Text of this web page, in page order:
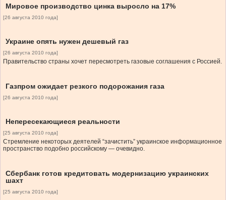
Мировое производство цинка выросло на 17%
[26 августа 2010 года]
Украине опять нужен дешевый газ
[26 августа 2010 года]
Правительство страны хочет пересмотреть газовые соглашения с Россией.
Газпром ожидает резкого подорожания газа
[26 августа 2010 года]
Непересекающиеся реальности
[25 августа 2010 года]
Стремление некоторых деятелей “зачистить” украинское информационное
пространство подобно российскому — очевидно.
Сбербанк готов кредитовать модернизацию украинских
шахт
[25 августа 2010 года]